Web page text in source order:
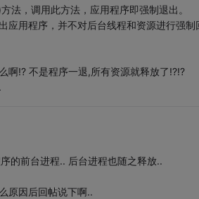
法，调用此方法，应用程序即强制退出。
应用程序，并不对后台线程和资源进行强制
啊!? 不是程序一退,所有资源就释放了!?!?
的前台进程.. 后台进程也随之释放..
原因后回帖说下啊..